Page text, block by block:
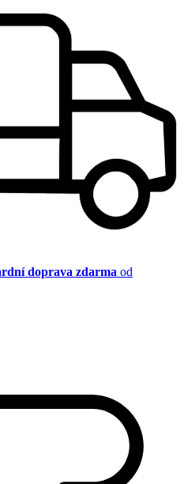
doprava zdarma od